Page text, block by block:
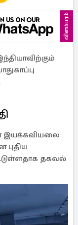
விளம்பரம்
இயக்கவியலை
புதிய
தகவல்